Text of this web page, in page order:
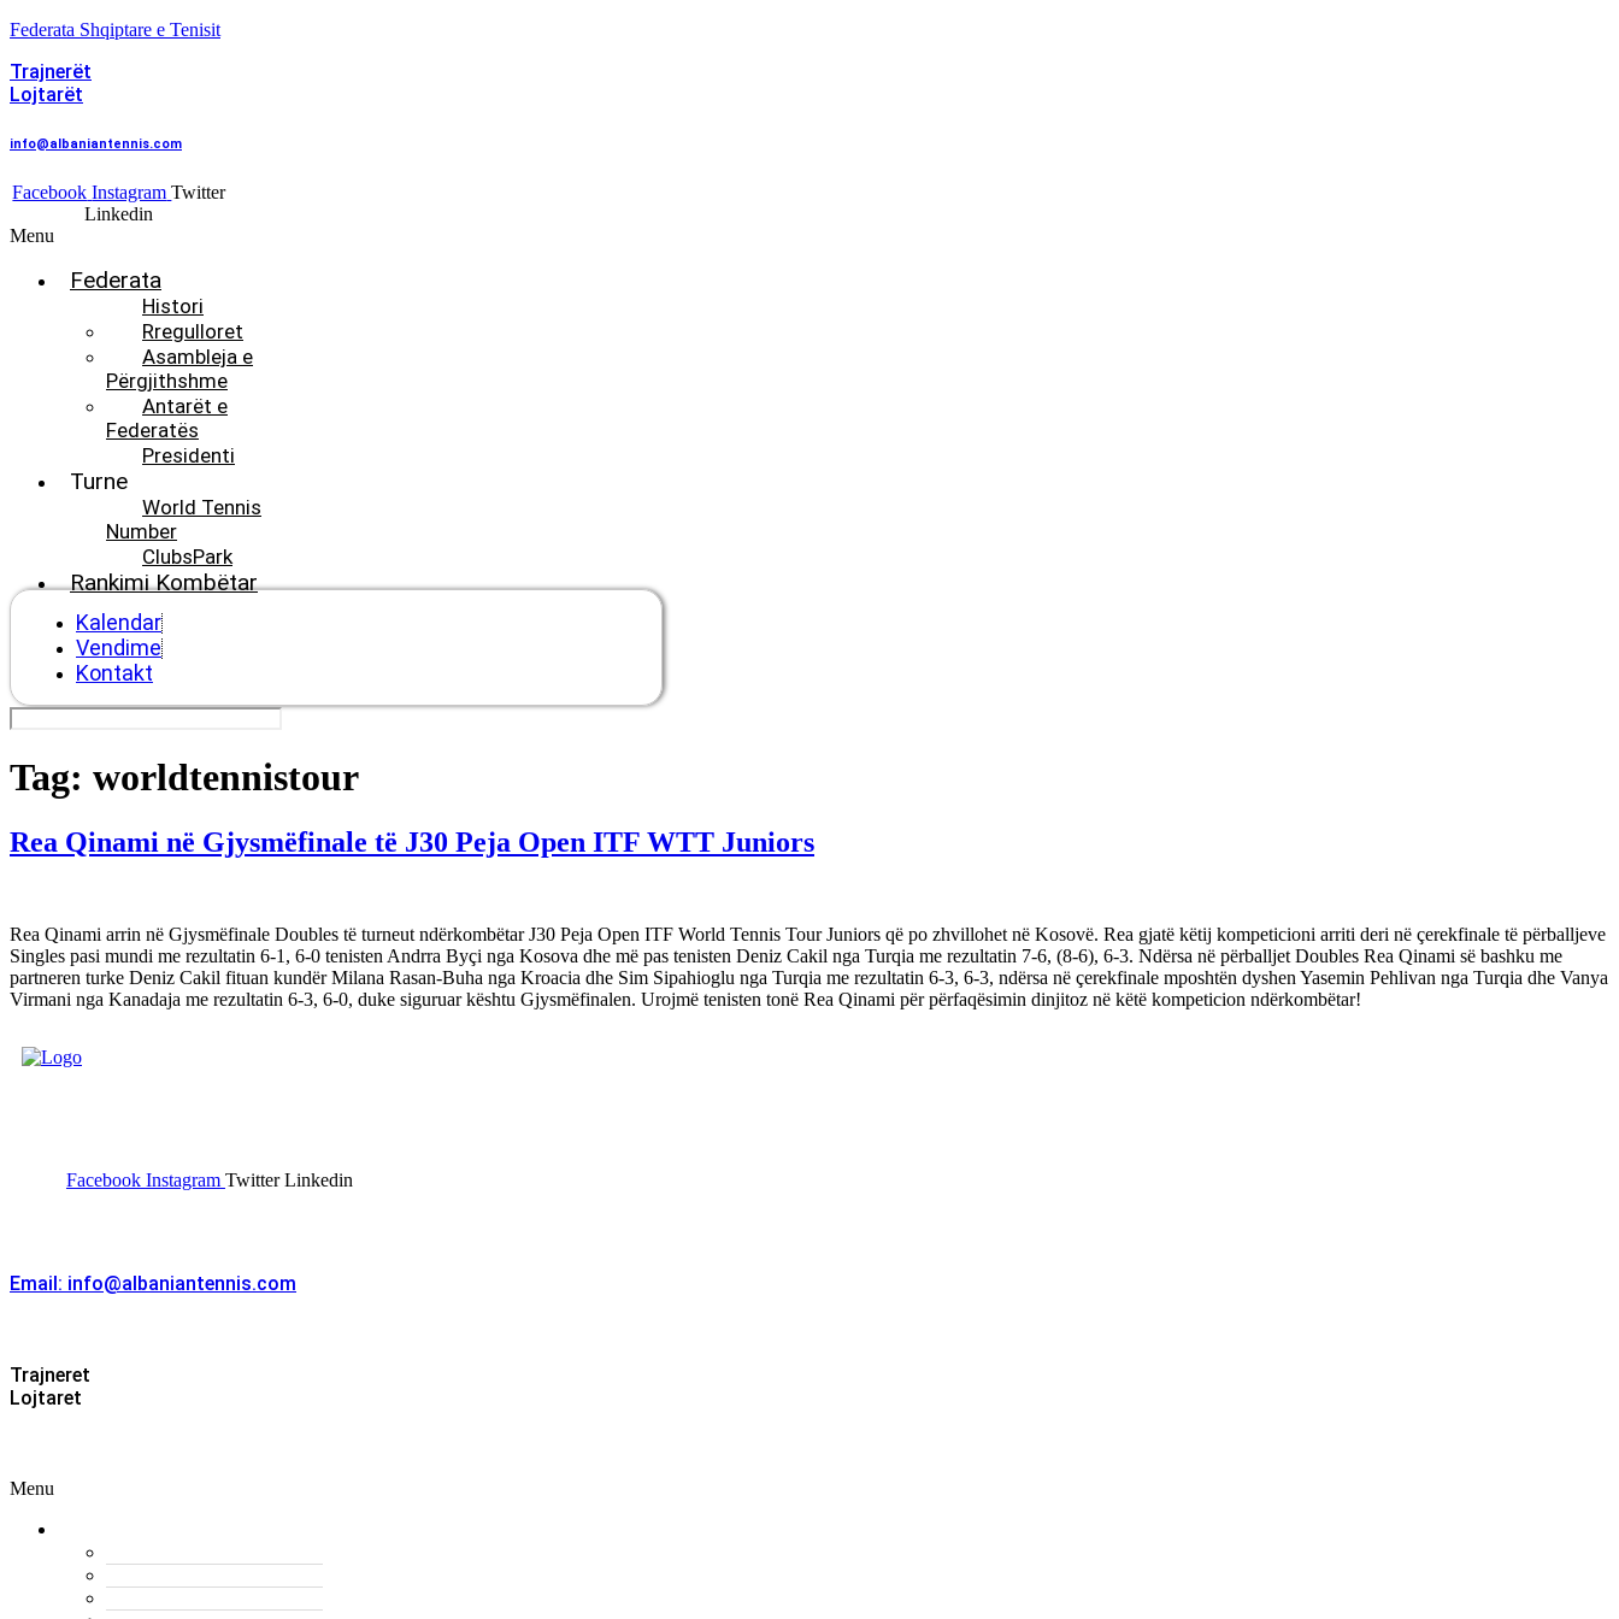
Federata Shqiptare e Tenisit
Trajnerët
Lojtarët
info@albaniantennis.com
Facebook Instagram Twitter
Linkedin
Menu
Federata
Histori
Rregulloret
Asambleja e
Përgjithshme
Antarët e
Federatës
Presidenti
Turne
World Tennis
Number
ClubsPark
Rankimi Kombëtar
Kalendar
Vendime
Kontakt
Tag: worldtennistour
Rea Qinami në Gjysmëfinale të J30 Peja Open ITF WTT Juniors
Rea Qinami arrin në Gjysmëfinale Doubles të turneut ndërkombëtar J30 Peja Open ITF World Tennis Tour Juniors që po zhvillohet në Kosovë. Rea gjatë këtij kompeticioni arriti deri në çerekfinale të përballjeve
Singles pasi mundi me rezultatin 6-1, 6-0 tenisten Andrra Byçi nga Kosova dhe më pas tenisten Deniz Cakil nga Turqia me rezultatin 7-6, (8-6), 6-3. Ndërsa në përballjet Doubles Rea Qinami së bashku me
partneren turke Deniz Cakil fituan kundër Milana Rasan-Buha nga Kroacia dhe Sim Sipahioglu nga Turqia me rezultatin 6-3, 6-3, ndërsa në çerekfinale mposhtën dyshen Yasemin Pehlivan nga Turqia dhe Vanya
Virmani nga Kanadaja me rezultatin 6-3, 6-0, duke siguruar kështu Gjysmëfinalen. Urojmë tenisten tonë Rea Qinami për përfaqësimin dinjitoz në këtë kompeticion ndërkombëtar!
Facebook Instagram Twitter Linkedin
Email: info@albaniantennis.com
Trajneret
Lojtaret
Menu